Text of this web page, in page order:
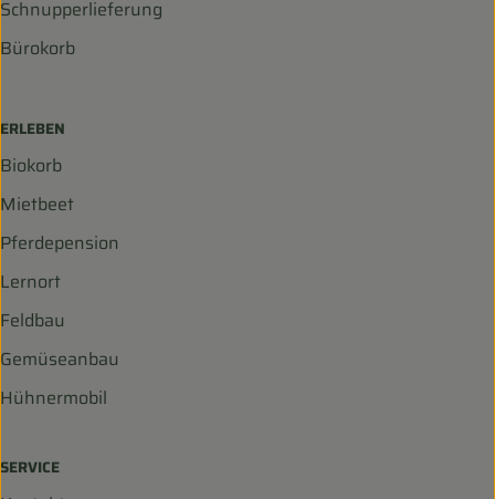
Schnupperlieferung
Bürokorb
ERLEBEN
Biokorb
Mietbeet
Pferdepension
Lernort
Feldbau
Gemüseanbau
Hühnermobil
SERVICE